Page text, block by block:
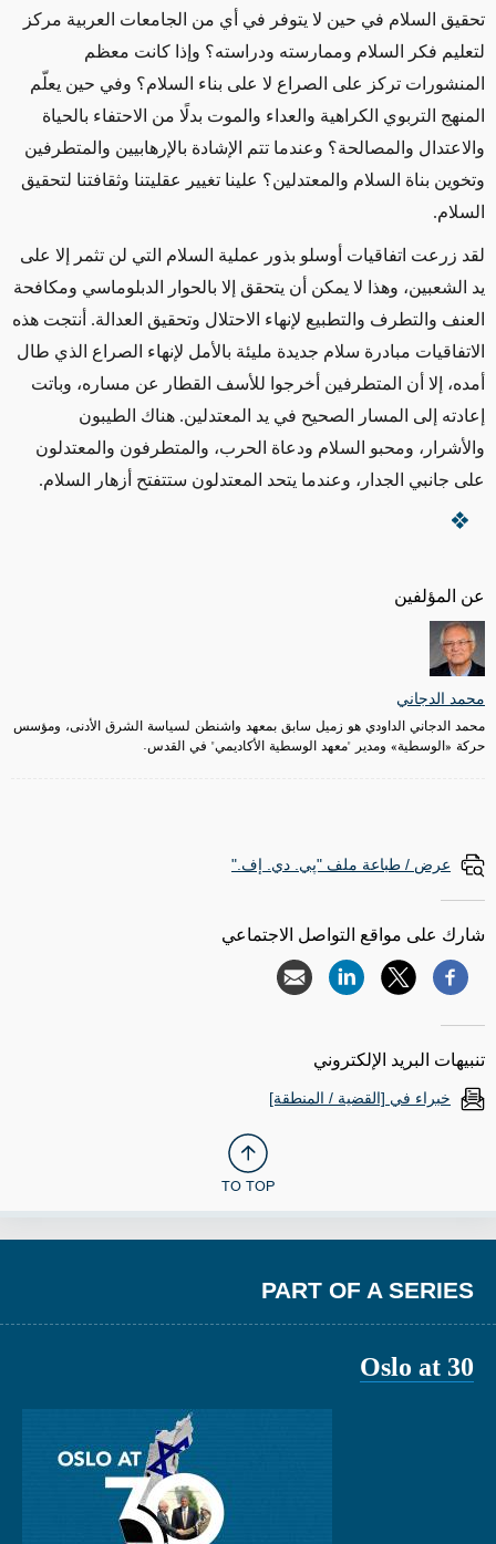
عن المؤلفين
محمد الدجاني
محمد الدجاني الداودي هو زميل سابق بمعهد واشنطن لسياسة الشرق الأدنى، ومؤسس
حركة «الوسطية» ومدير "معهد الوسطية الأكاديمي" في القدس.
تحقيق السلام في حين لا يتوفر في أي من الجامعات العربية مركز
لتعليم فكر السلام وممارسته ودراسته؟ وإذا كانت معظم
المنشورات تركز على الصراع لا على بناء السلام؟ وفي حين يعلّم
المنهج التربوي الكراهية والعداء والموت بدلًا من الاحتفاء بالحياة
والاعتدال والمصالحة؟ وعندما تتم الإشادة بالإرهابيين والمتطرفين
وتخوين بناة السلام والمعتدلين؟ علينا تغيير عقليتنا وثقافتنا لتحقيق
السلام.
لقد زرعت اتفاقيات أوسلو بذور عملية السلام التي لن تثمر إلا على
يد الشعبين، وهذا لا يمكن أن يتحقق إلا بالحوار الدبلوماسي ومكافحة
العنف والتطرف والتطبيع لإنهاء الاحتلال وتحقيق العدالة. أنتجت هذه
الاتفاقيات مبادرة سلام جديدة مليئة بالأمل لإنهاء الصراع الذي طال
أمده، إلا أن المتطرفين أخرجوا للأسف القطار عن مساره، وباتت
إعادته إلى المسار الصحيح في يد المعتدلين. هناك الطيبون
والأشرار، ومحبو السلام ودعاة الحرب، والمتطرفون والمعتدلون
على جانبي الجدار، وعندما يتحد المعتدلون ستتفتح أزهار السلام.
عرض / طباعة ملف "پي. دي. إف."
شارك على مواقع التواصل الاجتماعي
تنبيهات البريد الإلكتروني
خبراء في [القضية / المنطقة]
TO TOP
PART OF A SERIES
Oslo at 30